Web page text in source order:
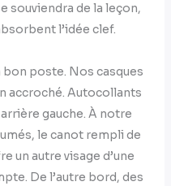
souviendra de la leçon,
l’idée clef.
bon poste. Nos casques
accroché. Autocollants
gauche. À notre
le canot rempli de
un autre visage d’une
De l’autre bord, des